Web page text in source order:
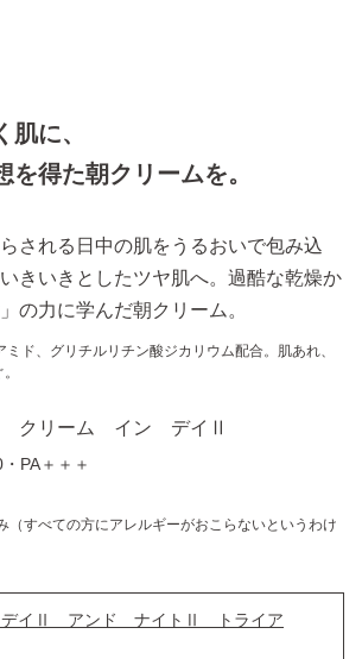
に、
を得た朝クリームを。
される日中の肌をうるおいで包み込
きいきとしたツヤ肌へ。過酷な乾燥か
の力に学んだ朝クリーム。
ド、グリチルリチン酸ジカリウム配合。肌あれ、
クリーム イン デイⅡ
PA＋＋＋
（すべての方にアレルギーがおこらないというわけ
イⅡ アンド ナイトⅡ トライア